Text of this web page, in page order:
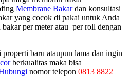
Membrane Bakardan konsultasi
yang cocok di pakai untuk Anda
per meter atau per roll dengan
baru ataupun lama dan ingin
berkualitas maka bisa
nomor telepon 0813 8822